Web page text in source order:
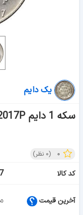
یک دایم
سکه 1 دایم 2017P روزولت - MS61 - آمریکا
۰ (۰ نظر)
کد کالا
آخرین قیمت